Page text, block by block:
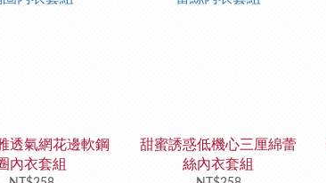
透氣網花邊軟鋼
內衣套組
甜蜜誘惑低機心三厘綿蕾
絲內衣套組